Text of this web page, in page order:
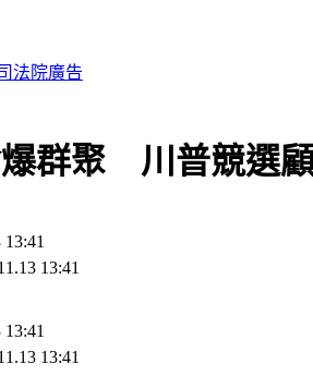
「她」心疼：很不舒服
群聚 川普競選
13:41
13:41
13:41